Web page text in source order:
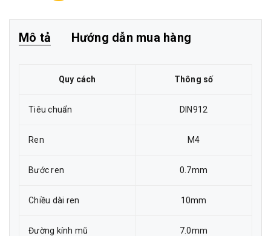
Mô tả Hướng dẫn mua hàng
Quy cách Thông số
Tiêu chuẩn DIN912
Ren M4
Bước ren 0.7mm
Chiều dài ren 10mm
Đường kính mũ 7.0mm